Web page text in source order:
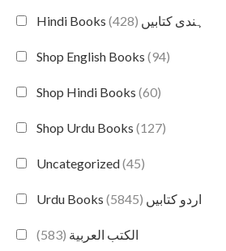
Hindi Books ہندی کتابیں (428)
Shop English Books (94)
Shop Hindi Books (60)
Shop Urdu Books (127)
Uncategorized(45)
Urdu Books اردو کتابیں (5845)
الكتب العربية (583)